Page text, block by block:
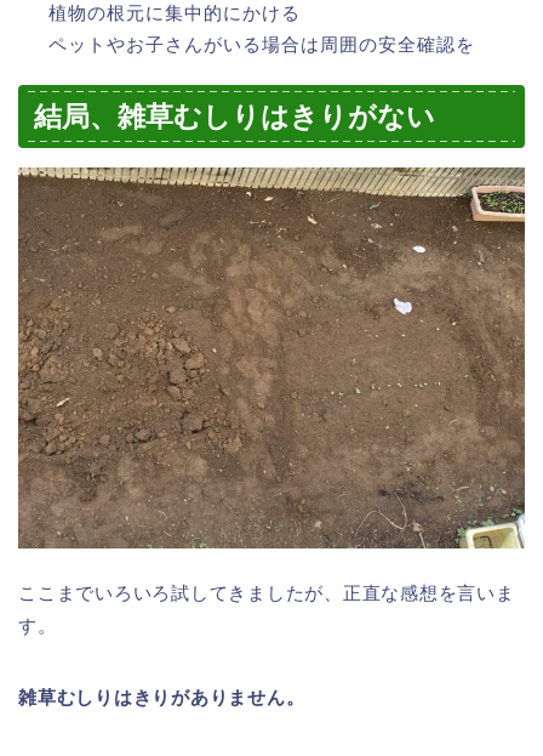
植物の根元に集中的にかける
ペットやお子さんがいる場合は周囲の安全確認を
結局、雑草むしりはきりがない
ここまでいろいろ試してきましたが、正直な感想を言いま
す。
雑草むしりはきりがありません。